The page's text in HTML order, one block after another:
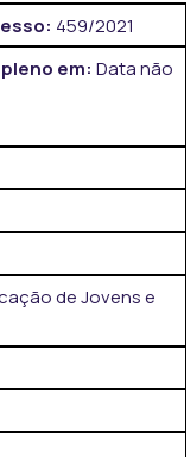
459/2021
em: Data não
de Jovens e